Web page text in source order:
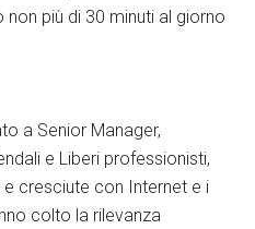
più di 30 minuti al giorno
a Senior Manager,
e Liberi professionisti,
cresciute con Internet e i
colto la rilevanza